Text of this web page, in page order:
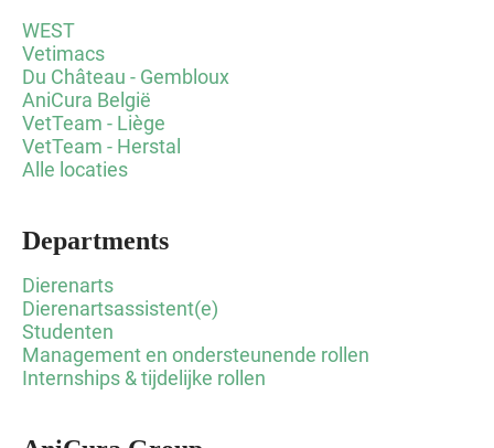
WEST
Vetimacs
Du Château - Gembloux
AniCura België
VetTeam - Liège
VetTeam - Herstal
Alle locaties
Departments
Dierenarts
Dierenartsassistent(e)
Studenten
Management en ondersteunende rollen
Internships & tijdelijke rollen